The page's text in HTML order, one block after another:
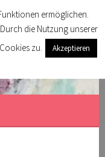
ermöglichen.
die Nutzung unserer
zu.
Akzeptieren